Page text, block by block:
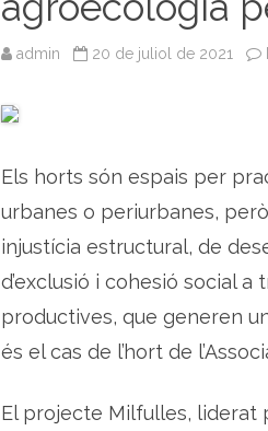
admin 20 de juliol de 2021
Els horts són espais per
urbanes o periurbanes,
injustícia estructural, de
d’exclusió i cohesió social a
productives, que generen
és el cas de l’hort de
El projecte Milfulles, liderat